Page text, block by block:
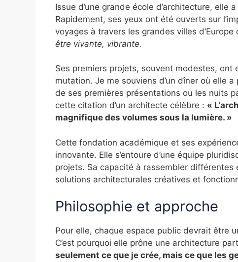
Issue d’une grande école d’architecture,
Rapidement, ses yeux ont été ouverts sur
voyages à travers les grandes villes
être vivante, vibrante.
Ses premiers projets, souvent modestes,
mutation. Je me souviens d’un dîner où elle
de ses premières présentations ou les nuits
cette citation d’un architecte célèbre : «
magnifique des volumes sous la lumière. »
Cette fondation académique et ses
innovante. Elle s’entoure d’une équipe
projets. Sa capacité à rassembler
solutions architecturales créatives et
Philosophie et approche
Pour elle, chaque espace public devrait être
C’est pourquoi elle prône une architecture
seulement ce que je crée, mais ce que les